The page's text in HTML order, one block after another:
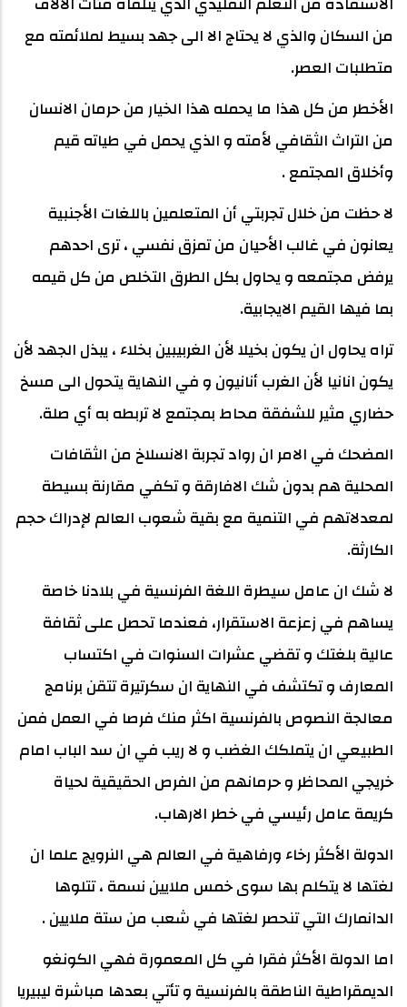
من السكان والذي لا يحتاج الا الى جهد بسيط لملائمته مع
متطلبات العصر.
الأخطر من كل هذا ما يحمله هذا الخيار من حرمان الانسان
من التراث الثقافي لأمته و الذي يحمل في طياته قيم
وأخلاق المجتمع .
لا حظت من خلال تجربتي أن المتعلمين باللغات الأجنبية
يعانون في غالب الأحيان من تمزق نفسي ، ترى احدهم
يرفض مجتمعه و يحاول بكل الطرق التخلص من كل قيمه
بما فيها القيم الايجابية.
تراه يحاول ان يكون بخيلا لأن الغربيبين بخلاء ، يبذل الجهد لأن
يكون انانيا لأن الغرب أنانيون و في النهاية يتحول الى مسخ
حضاري مثير للشفقة محاط بمجتمع لا تربطه به أي صلة.
المضحك في الامر ان رواد تجربة الانسلاخ من الثقافات
المحلية هم بدون شك الافارقة و تكفي مقارنة بسيطة
لمعدلاتهم في التنمية مع بقية شعوب العالم لإدراك حجم
الكارثة.
لا شك ان عامل سيطرة اللغة الفرنسية في بلادنا خاصة
يساهم في زعزعة الاستقرار، فعندما تحصل على ثقافة
عالية بلغتك و تقضي عشرات السنوات في اكتساب
المعارف و تكتشف في النهاية ان سكرتيرة تتقن برنامج
معالجة النصوص بالفرنسية اكثر منك فرصا في العمل فمن
الطبيعي ان يتملكك الغضب و لا ريب في ان سد الباب امام
خريجي المحاظر و حرمانهم من الفرص الحقيقية لحياة
كريمة عامل رئيسي في خطر الارهاب.
الدولة الأكثر رخاء ورفاهية في العالم هي النرويج علما ان
لغتها لا يتكلم بها سوى خمس ملايين نسمة ، تتلوها
الدانمارك التي تنحصر لغتها في شعب من ستة ملايين .
اما الدولة الأكثر فقرا في كل المعمورة فهي الكونغو
الديمقراطية الناطقة بالفرنسية و تأتي بعدها مباشرة ليبيريا